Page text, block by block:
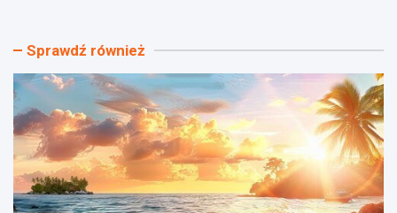
ę
n
i
e
j
s
e
p
h
t
e
l
e
z
b
a
s
Sprawdź również